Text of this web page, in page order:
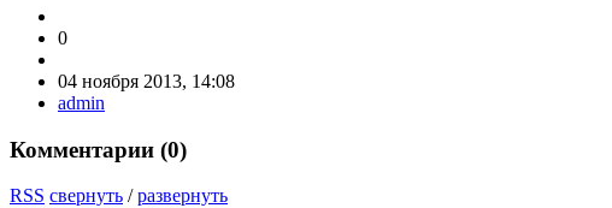
0
04 ноября 2013, 14:08
admin
Комментарии (0)
RSS свернуть /развернуть